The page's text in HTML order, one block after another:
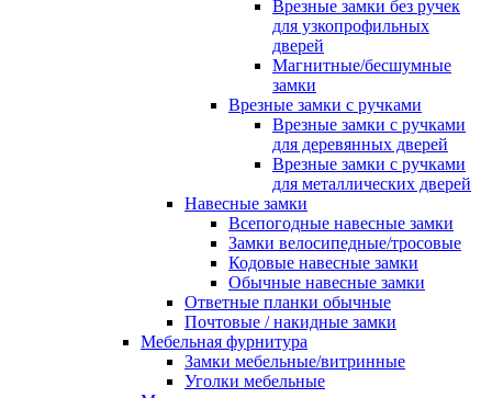
Врезные замки без ручек
для узкопрофильных
дверей
Магнитные/бесшумные
замки
Врезные замки с ручками
Врезные замки с ручками
для деревянных дверей
Врезные замки с ручками
для металлических дверей
Навесные замки
Всепогодные навесные замки
Замки велосипедные/тросовые
Кодовые навесные замки
Обычные навесные замки
Ответные планки обычные
Почтовые / накидные замки
Мебельная фурнитура
Замки мебельные/витринные
Уголки мебельные